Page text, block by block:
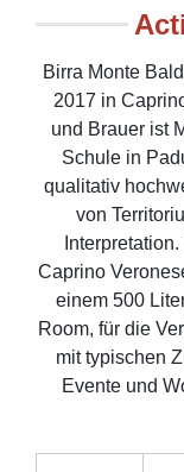
Birra Monte
2017 in
und Brauer ist
Schule in
qualitativ
von
Caprino
einem 500
Room, für die
mit typischen
Evente und